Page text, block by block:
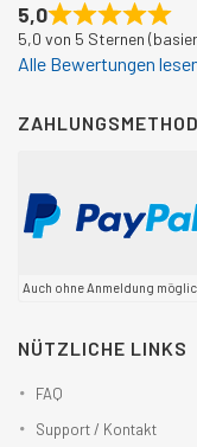
5,0
5,0 von 5 Sternen
Alle Bewertungen
Auch ohne Anmeldung
NÜTZLICHE LINKS
FAQ
Support / Kontakt